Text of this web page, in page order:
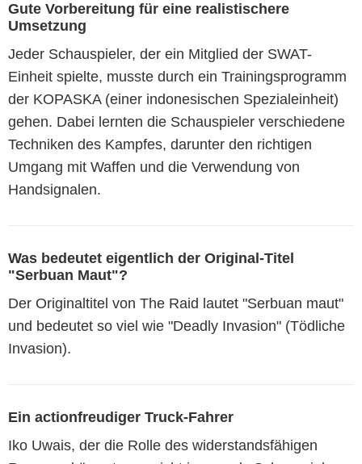
Gute Vorbereitung für eine realistischere
Umsetzung
Jeder Schauspieler, der ein Mitglied der SWAT-
Einheit spielte, musste durch ein Trainingsprogramm
der KOPASKA (einer indonesischen Spezialeinheit)
gehen. Dabei lernten die Schauspieler verschiedene
Techniken des Kampfes, darunter den richtigen
Umgang mit Waffen und die Verwendung von
Handsignalen.
Was bedeutet eigentlich der Original-Titel
"Serbuan Maut"?
Der Originaltitel von The Raid lautet "Serbuan maut"
und bedeutet so viel wie "Deadly Invasion" (Tödliche
Invasion).
Ein actionfreudiger Truck-Fahrer
Iko Uwais, der die Rolle des widerstandsfähigen